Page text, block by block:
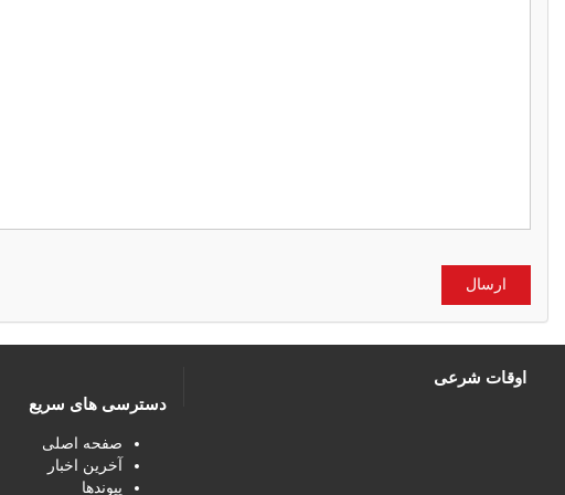
اوقات شرعی
دسترسی های سریع
صفحه اصلی
آخرین اخبار
پیوندها